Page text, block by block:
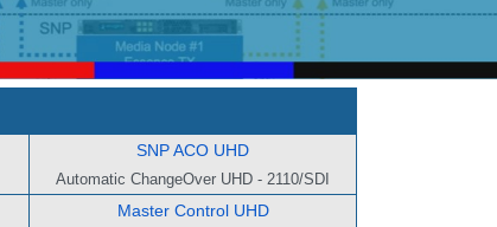
SNP ACO UHD
Automatic ChangeOver UHD - 2110/SDI
Master Control UHD